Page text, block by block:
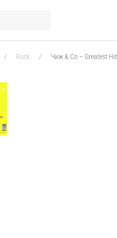
Rock Чиж & Co – Greatest